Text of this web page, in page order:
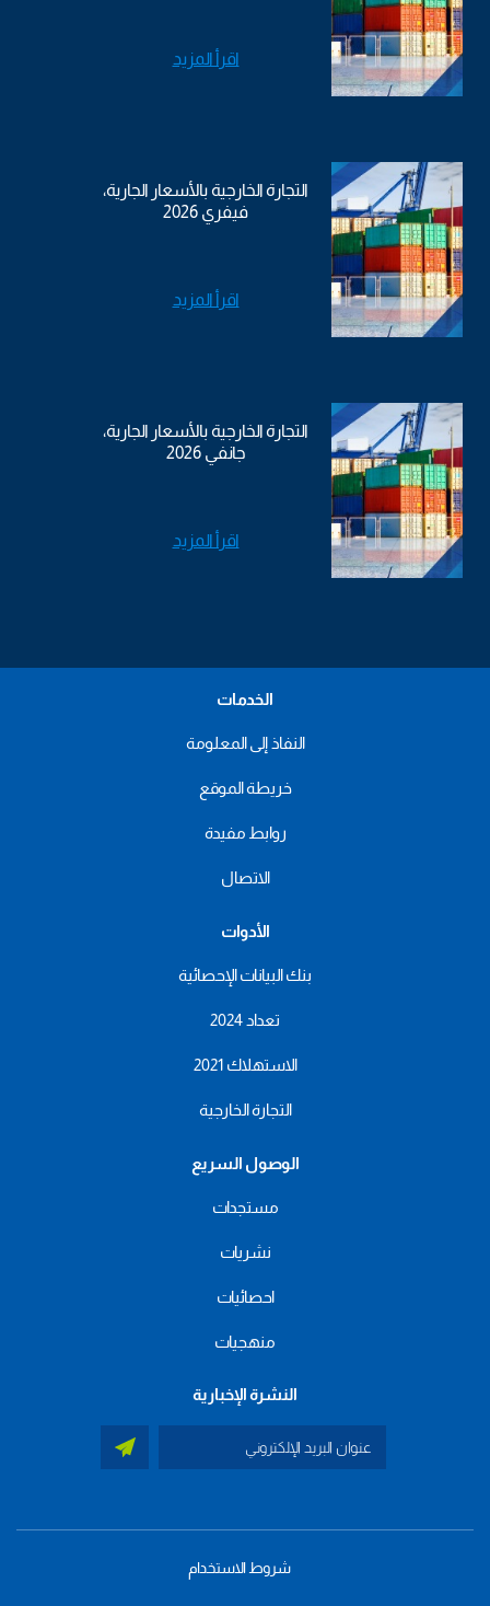
اقرأ المزيد
التجارة الخارجية بالأسعار الجارية،
فيفري 2026
اقرأ المزيد
التجارة الخارجية بالأسعار الجارية،
جانفي 2026
اقرأ المزيد
الخدمات
النفاذ إلى المعلومة
خريطة الموقع
روابط مفيدة
الاتصال
الأدوات
بنك البيانات الإحصائية
تعداد 2024
الاستهلاك 2021
التجارة الخارجية
الوصول السريع
مستجدات
نشريات
احصائيات
منهجيات
النشرة الإخبارية
شروط الاستخدام